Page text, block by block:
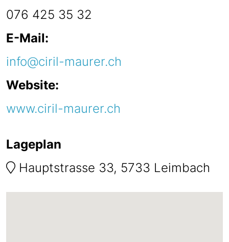
076 425 35 32
E-Mail:
info@ciril-maurer.ch
Website:
www.ciril-maurer.ch
Lageplan
Hauptstrasse 33, 5733 Leimbach